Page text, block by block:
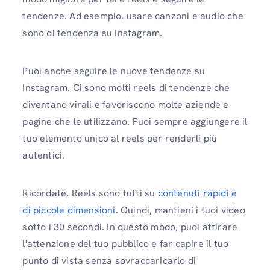
tendenze. Ad esempio, usare canzoni e audio che
sono di tendenza su Instagram.
Puoi anche seguire le nuove tendenze su
Instagram. Ci sono molti reels di tendenze che
diventano virali e favoriscono molte aziende e
pagine che le utilizzano. Puoi sempre aggiungere il
tuo elemento unico al reels per renderli più
autentici.
Ricordate, Reels sono tutti su contenuti rapidi e
di piccole dimensioni. Quindi, mantieni i tuoi video
sotto i 30 secondi. In questo modo, puoi attirare
l'attenzione del tuo pubblico e far capire il tuo
punto di vista senza sovraccaricarlo di